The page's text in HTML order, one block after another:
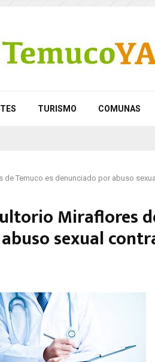
TURISMO COMUNAS
Temuco es denunciado por abuso
Miraflores
sexual